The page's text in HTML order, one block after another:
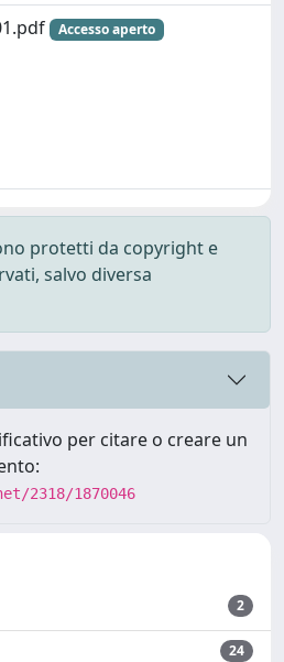
Accesso aperto
protetti da copyright e
salvo diversa
per citare o creare un
2318/1870046
2
24